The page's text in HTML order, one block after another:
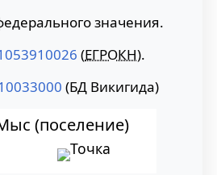
значения.
(ЕГРОКН).
(БД Викигида)